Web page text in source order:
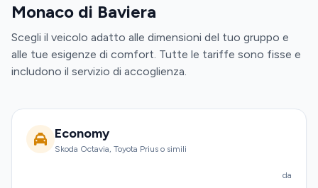
Monaco di Baviera
Scegli il veicolo adatto alle dimensioni del tuo gruppo e
alle tue esigenze di comfort. Tutte le tariffe sono fisse e
includono il servizio di accoglienza.
Economy
Skoda Octavia, Toyota Prius o simili
da